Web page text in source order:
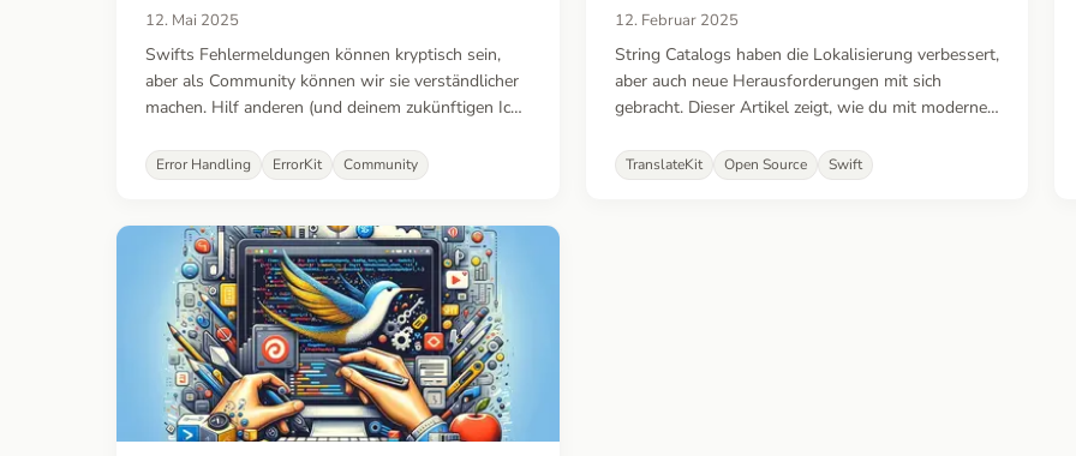
12. Mai 2025
Swifts Fehlermeldungen können kryptisch sein,
aber als Community können wir sie verständlicher
machen. Hilf anderen (und deinem zukünftigen Ich),
Error Handling ErrorKit Community
12. Februar 2025
String Catalogs haben die Lokalisierung verbessert,
aber auch neue Herausforderungen mit sich
gebracht. Dieser Artikel zeigt, wie du mit modernen
Struktur und Effizienz zurückgewinnst – und
vielleicht die Art, wie du lokalisierst, grundlegend
TranslateKit Open Source Swift